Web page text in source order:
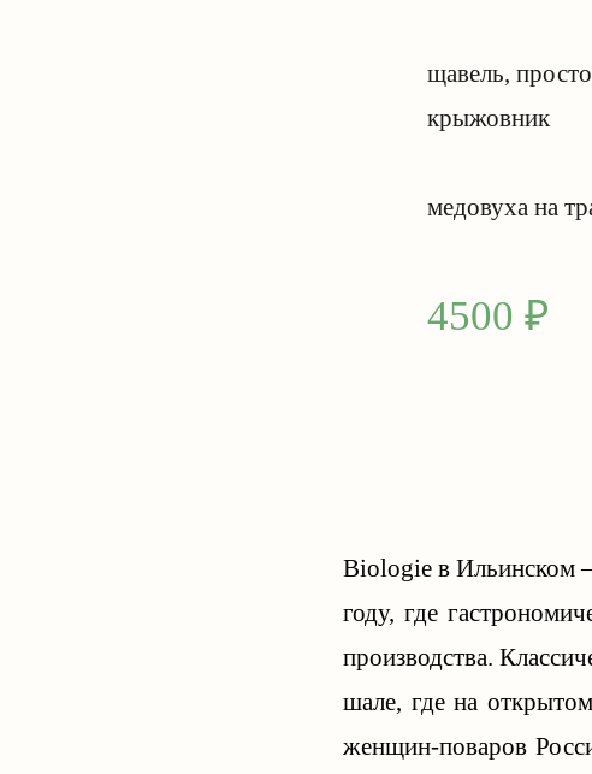
щавель,
крыжовник
медовуха на
4500 ₽
Biologie в Ильинском
году, где
производства.
шале, где на
женщин-поваров